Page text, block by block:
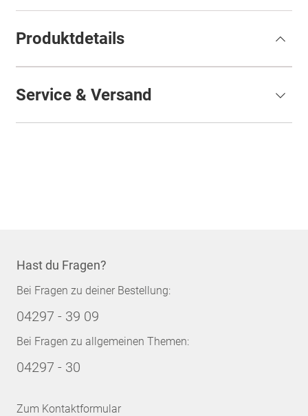
Produktdetails
Service & Versand
Hast du Fragen?
Bei Fragen zu deiner Bestellung:
04297 - 39 09
Bei Fragen zu allgemeinen Themen:
04297 - 30
Zum Kontaktformular